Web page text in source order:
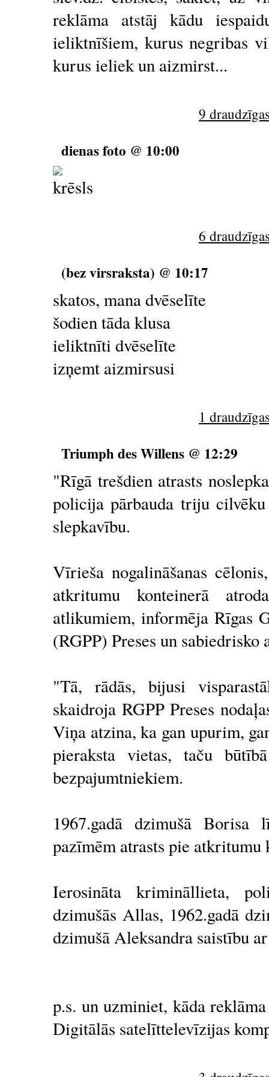
reklāma atstāj kādu
ieliktnīšiem, kurus negribas
kurus ieliek un aizmirst...
9
dienas foto @ 10:00
6
(bez virsraksta) @ 10:17
skatos, mana dvēselīte
šodien tāda klusa
ieliktnīti dvēselīte
izņemt aizmirsusi
1
Triumph des Willens @ 12:29
"Rīgā trešdien atrasts
policija pārbauda triju
slepkavību.
Vīrieša nogalināšanas
atkritumu konteinerā
atlikumiem, informēja Rīgas
(RGPP) Preses un sabiedrisko
"Tā, rādās, bijusi
skaidroja RGPP Preses
Viņa atzina, ka gan upurim,
pieraksta vietas, taču
bezpajumtniekiem.
1967.gadā dzimušā Borisa
pazīmēm atrasts pie
Ierosināta krimināllieta,
dzimušās Allas, 1962.gadā
dzimušā Aleksandra saistību
p.s. un uzminiet, kāda
Digitālās satelīttelevīzijas